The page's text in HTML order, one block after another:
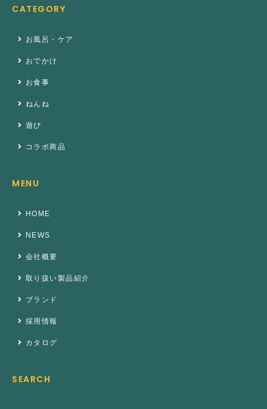
CATEGORY
お風呂・ケア
おでかけ
お食事
ねんね
遊び
コラボ商品
MENU
HOME
NEWS
会社概要
取り扱い製品紹介
ブランド
採用情報
カタログ
SEARCH